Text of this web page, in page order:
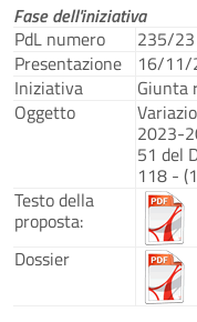
Fase dell'iniziativa
PdL numero
235/23
Presentazione
16/11/
Iniziativa
Giunta
Oggetto
2023-
51 del
118 -
Testo della
proposta:
Dossier